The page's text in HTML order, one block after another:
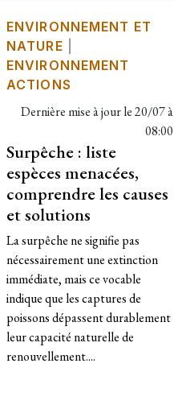
ENVIRONNEMENT ET
NATURE
ENVIRONNEMENT
ACTIONS
Dernière mise à jour le20/07 à
08:00
Surpêche : liste
espèces menacées,
comprendre les causes
et solutions
La surpêche ne signifie pas
nécessairement une extinction
immédiate, mais ce vocable
indique que les captures de
poissons dépassent durablement
leur capacité naturelle de
renouvellement....